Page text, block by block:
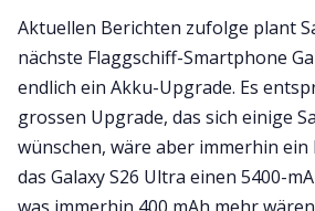
Aktuellen Berichten zufolge plant
nächste Flaggschiff-Smartphone
endlich ein Akku-Upgrade. Es
grossen Upgrade, das sich einige
wünschen, wäre aber immerhin ein
das Galaxy S26 Ultra einen 5400-